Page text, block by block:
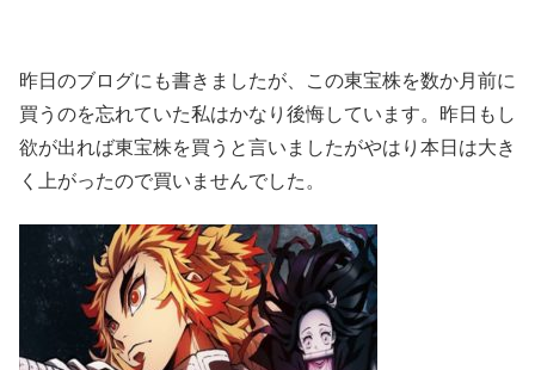
昨日のブログにも書きましたが、この東宝株を数か月前に
買うのを忘れていた私はかなり後悔しています。昨日もし
欲が出れば東宝株を買うと言いましたがやはり本日は大き
く上がったので買いませんでした。